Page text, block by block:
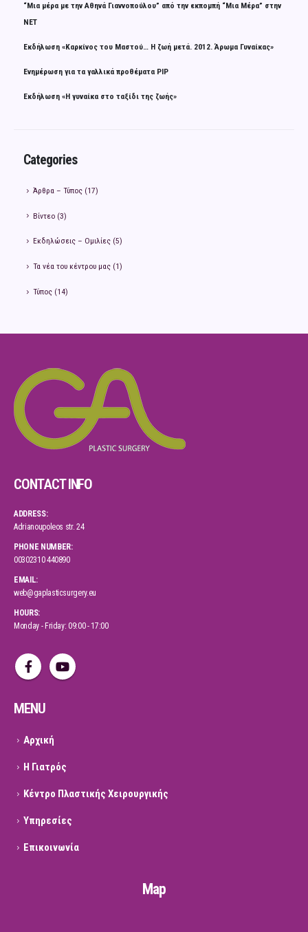
“Μια μέρα με την Αθηνά Γιαννοπούλου” από την εκπομπή “Μια Μέρα” στην
ΝΕΤ
Εκδήλωση «Καρκίνος του Μαστού… Η ζωή μετά. 2012. Άρωμα Γυναίκας»
Ενημέρωση για τα γαλλικά προθέματα PIP
Εκδήλωση «Η γυναίκα στο ταξίδι της ζωής»
Categories
Άρθρα – Τύπος(17)
Βίντεο(3)
Εκδηλώσεις – Ομιλίες(5)
Τα νέα του κέντρου μας(1)
Τύπος(14)
CONTACT INFO
ADDRESS:
Adrianoupoleos str. 24
PHONE NUMBER:
00302310 440890
EMAIL:
web@gaplasticsurgery.eu
HOURS:
Monday - Friday: 09:00 - 17:00
MENU
Αρχική
Η Γιατρός
Κέντρο Πλαστικής Χειρουργικής
Υπηρεσίες
Επικοινωνία
Map